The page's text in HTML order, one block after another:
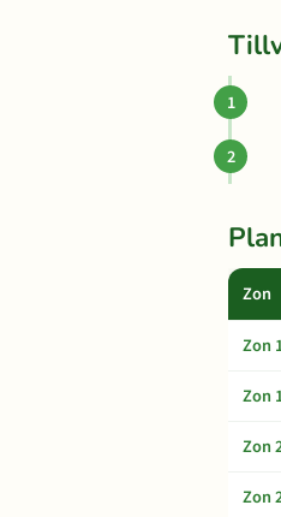
Zon
Zon
Zon
Zon
Zon